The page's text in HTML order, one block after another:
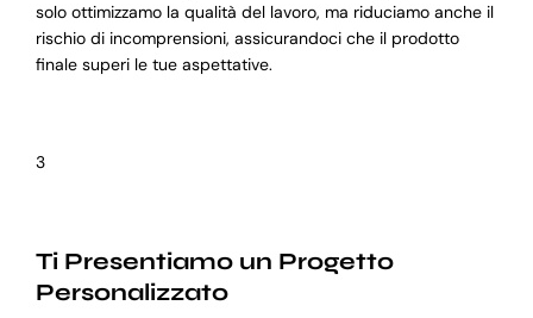
solo ottimizzamo la qualità del lavoro, ma riduciamo anche il
rischio di incomprensioni, assicurandoci che il prodotto
finale superi le tue aspettative.
3
Ti Presentiamo un Progetto
Personalizzato